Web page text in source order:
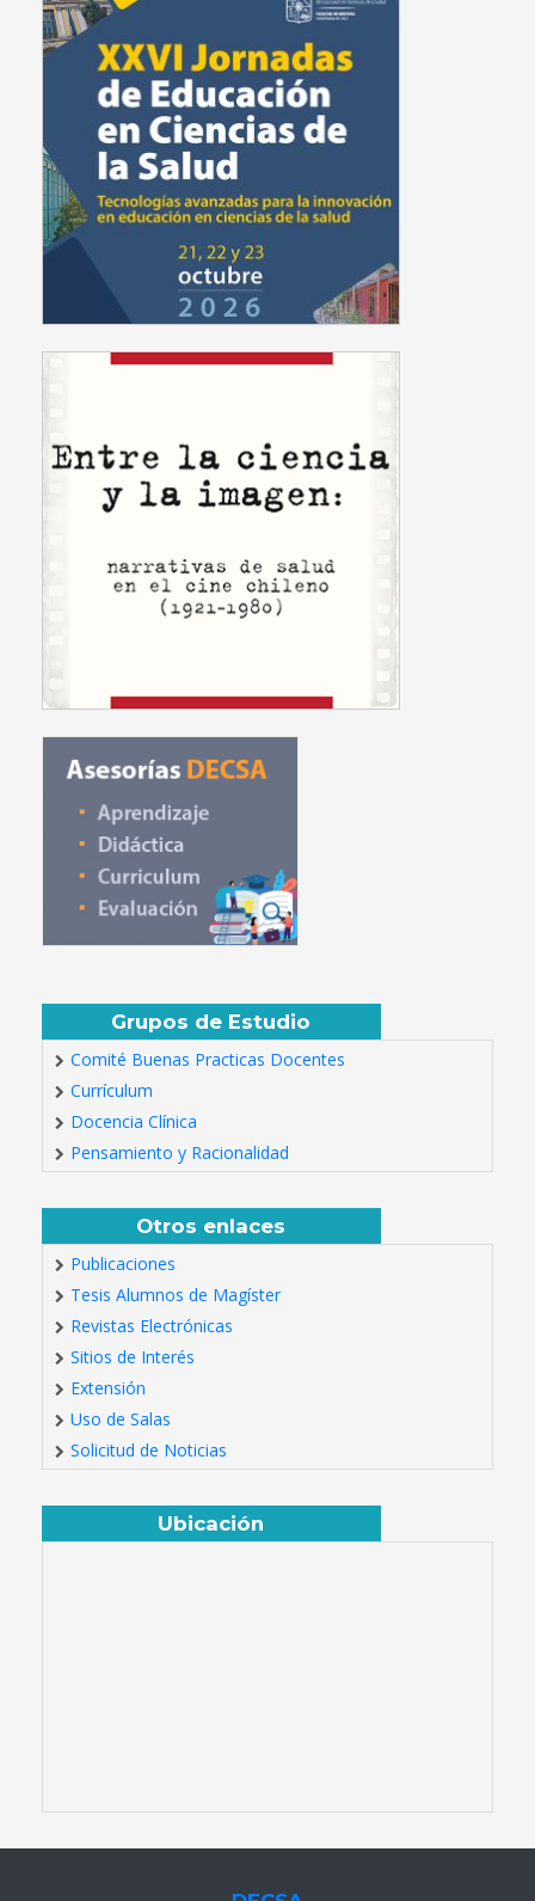
Grupos de Estudio
Comité Buenas Practicas Docentes
Currículum
Docencia Clínica
Pensamiento y Racionalidad
Otros enlaces
Publicaciones
Tesis Alumnos de Magíster
Revistas Electrónicas
Sitios de Interés
Extensión
Uso de Salas
Solicitud de Noticias
Ubicación